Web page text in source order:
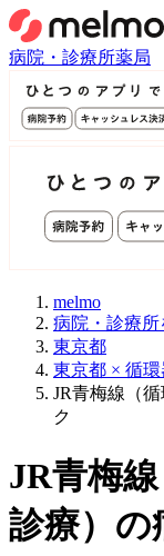
病院・診療所薬局
melmo
病院・診療所
東京都
東京都 × 循
JR青梅線（
ク
JR青梅線
診療） の